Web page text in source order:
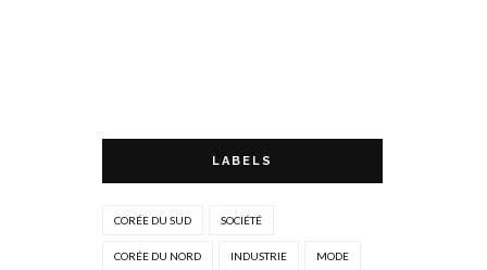
LABELS
CORÉE DU SUD SOCIÉTÉ
CORÉE DU NORD INDUSTRIE MODE